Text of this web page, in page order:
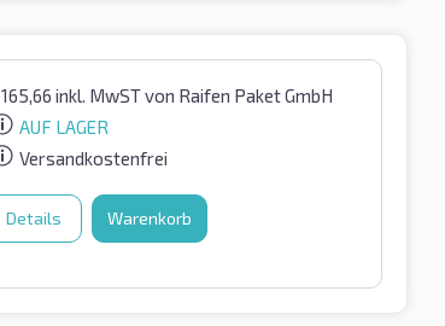
165,66 inkl. MwSTvon Raifen Paket GmbH
AUF LAGER
Versandkostenfrei
Details Warenkorb